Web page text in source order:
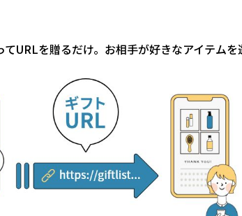
URLを贈るだけ。お相手が好きなアイテム